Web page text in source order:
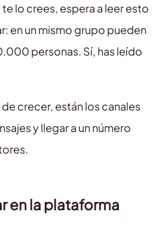
lo crees, espera a leer esto
en un mismo grupo pueden
personas. Sí, has leído
crecer, están los canales
y llegar a un número
en la plataforma